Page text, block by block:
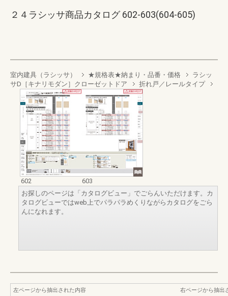
２４ラシッサ商品カタログ 602-603(604-605)
室内建具（ラシッサ） ★規格表★納まり・品番・価格
ラシッ
サD［キナリモダン］クローゼットドア
折れ戸／レールタイプ
602
603
お探しのページは「カタログビュー」でごらんいただけます。カ
タログビューではweb上でパラパラめくりながらカタログをごら
んになれます。
左ページから抽出された内容
右ページから抽出